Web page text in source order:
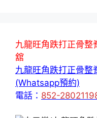
九龍旺角跌打正骨整
舘
九龍旺角跌打正骨整
(Whatsapp預約)
電話： 852-